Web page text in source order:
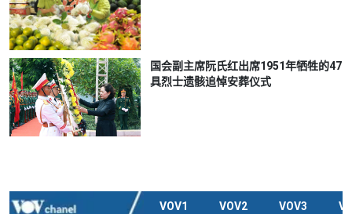
国会副主席阮氏红出席1951年牺牲的47
具烈士遗骸追悼安葬仪式
VOV1 VOV2 VOV3